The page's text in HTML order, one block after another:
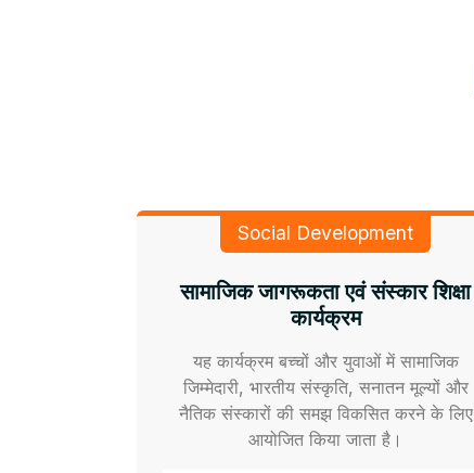
Social Development
सामाजिक जागरूकता एवं संस्कार शिक्षा
कार्यक्रम
यह कार्यक्रम बच्चों और युवाओं में सामाजिक
जिम्मेदारी, भारतीय संस्कृति, सनातन मूल्यों और
नैतिक संस्कारों की समझ विकसित करने के लिए
आयोजित किया जाता है।